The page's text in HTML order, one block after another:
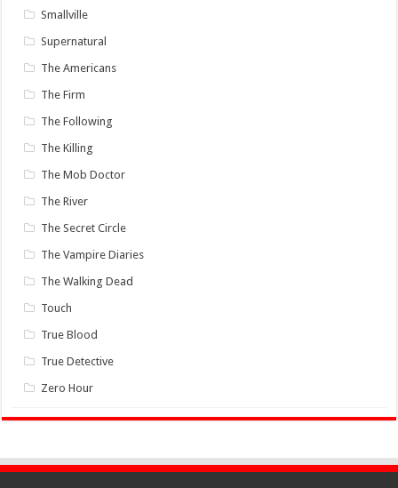
Smallville
Supernatural
The Americans
The Firm
The Following
The Killing
The Mob Doctor
The River
The Secret Circle
The Vampire Diaries
The Walking Dead
Touch
True Blood
True Detective
Zero Hour